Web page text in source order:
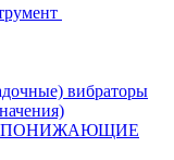
вибраторы
ПОНИЖАЮЩИЕ